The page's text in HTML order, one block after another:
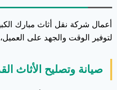
أعمال شركة نقل أثاث مبارك
لتوفير الوقت والجهد على
صيانة وتصليح الأثاث